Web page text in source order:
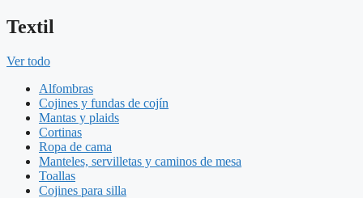
Textil
Ver todo
Alfombras
Cojines y fundas de cojín
Mantas y plaids
Cortinas
Ropa de cama
Manteles, servilletas y caminos de mesa
Toallas
Cojines para silla